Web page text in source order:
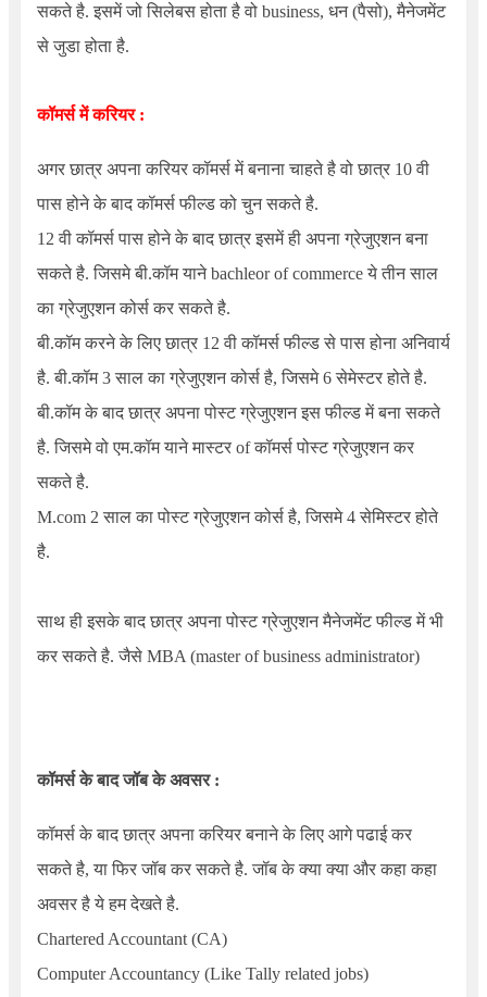
सकते है. इसमें जो सिलेबस होता है वो business, धन (पैसो), मैनेजमेंट
से जुडा होता है.
कॉमर्स में करियर :
अगर छात्र अपना करियर कॉमर्स में बनाना चाहते है वो छात्र 10 वी
पास होने के बाद कॉमर्स फील्ड को चुन सकते है.
12 वी कॉमर्स पास होने के बाद छात्र इसमें ही अपना ग्रेजुएशन बना
सकते है. जिसमे बी.कॉम याने bachleor of commerce ये तीन साल
का ग्रेजुएशन कोर्स कर सकते है.
बी.कॉम करने के लिए छात्र 12 वी कॉमर्स फील्ड से पास होना अनिवार्य
है. बी.कॉम 3 साल का ग्रेजुएशन कोर्स है, जिसमे 6 सेमेस्टर होते है.
बी.कॉम के बाद छात्र अपना पोस्ट ग्रेजुएशन इस फील्ड में बना सकते
है. जिसमे वो एम.कॉम याने मास्टर of कॉमर्स पोस्ट ग्रेजुएशन कर
सकते है.
M.com 2 साल का पोस्ट ग्रेजुएशन कोर्स है, जिसमे 4 सेमिस्टर होते
है.
साथ ही इसके बाद छात्र अपना पोस्ट ग्रेजुएशन मैनेजमेंट फील्ड में भी
कर सकते है. जैसे MBA (master of business administrator)
कॉमर्स के बाद जॉब के अवसर :
कॉमर्स के बाद छात्र अपना करियर बनाने के लिए आगे पढाई कर
सकते है, या फिर जॉब कर सकते है. जॉब के क्या क्या और कहा कहा
अवसर है ये हम देखते है.
Chartered Accountant (CA)
Computer Accountancy (Like Tally related jobs)